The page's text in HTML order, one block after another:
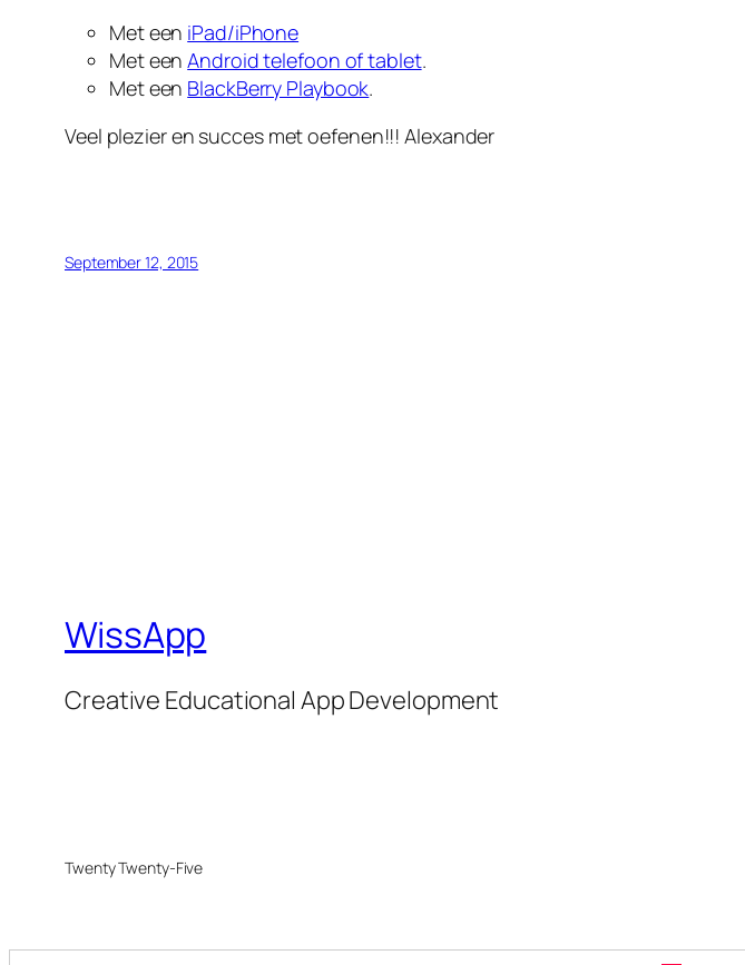
Met een iPad/iPhone
Met eenAndroid telefoon of tablet.
Met een BlackBerry Playbook.
Veel plezier en succes met oefenen!!! Alexander
September 12, 2015
WissApp
Creative Educational App Development
Twenty Twenty-Five